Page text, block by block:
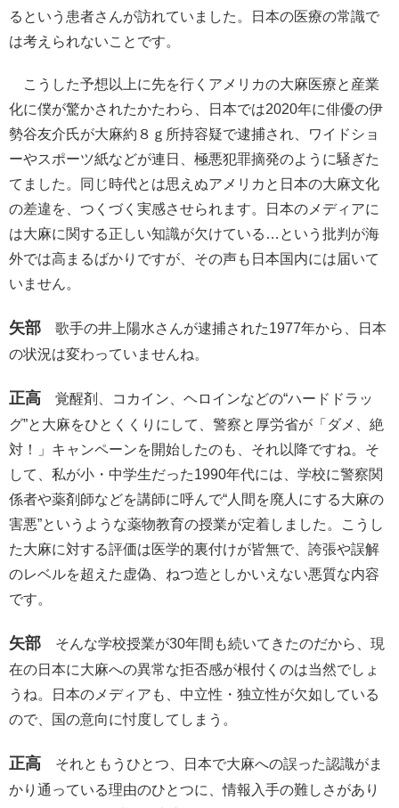
るという患者さんが訪れていました。日本の医療の常識で
は考えられないことです。
こうした予想以上に先を行くアメリカの大麻医療と産業
化に僕が驚かされたかたわら、日本では2020年に俳優の伊
勢谷友介氏が大麻約８ｇ所持容疑で逮捕され、ワイドショ
ーやスポーツ紙などが連日、極悪犯罪摘発のように騒ぎた
てました。同じ時代とは思えぬアメリカと日本の大麻文化
の差違を、つくづく実感させられます。日本のメディアに
は大麻に関する正しい知識が欠けている…という批判が海
外では高まるばかりですが、その声も日本国内には届いて
いません。
矢部 歌手の井上陽水さんが逮捕された1977年から、日本
の状況は変わっていませんね。
正高 覚醒剤、コカイン、ヘロインなどの“ハードドラッ
グ”と大麻をひとくくりにして、警察と厚労省が「ダメ、絶
対！」キャンペーンを開始したのも、それ以降ですね。そ
して、私が小・中学生だった1990年代には、学校に警察関
係者や薬剤師などを講師に呼んで“人間を廃人にする大麻の
害悪”というような薬物教育の授業が定着しました。こうし
た大麻に対する評価は医学的裏付けが皆無で、誇張や誤解
のレベルを超えた虚偽、ねつ造としかいえない悪質な内容
です。
矢部 そんな学校授業が30年間も続いてきたのだから、現
在の日本に大麻への異常な拒否感が根付くのは当然でしょ
うね。日本のメディアも、中立性・独立性が欠如している
ので、国の意向に忖度してしまう。
正高 それともうひとつ、日本で大麻への誤った認識がま
かり通っている理由のひとつに、情報入手の難しさがあり